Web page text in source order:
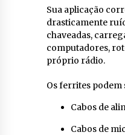
Sua aplicação
drasticamente
chaveadas,
computadores,
próprio rádio.
Os ferrites podem
Cabos de
Cabos de